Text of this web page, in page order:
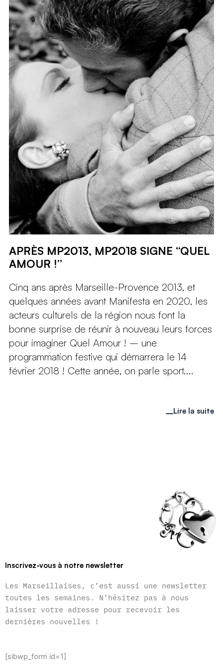
APRÈS MP2013, MP2018 SIGNE “QUEL
AMOUR !”
Cinq ans après Marseille-Provence 2013, et
quelques années avant Manifesta en 2020, les
acteurs culturels de la région nous font la
bonne surprise de réunir à nouveau leurs forces
pour imaginer Quel Amour ! – une
programmation festive qui démarrera le 14
février 2018 ! Cette année, on parle sport....
Lire la suite
Inscrivez-vous à notre newsletter
Les Marseillaises, c’est aussi une newsletter
toutes les semaines. N’hésitez pas à nous
laisser votre adresse pour recevoir les
dernières nouvelles !
[sibwp_form id=1]